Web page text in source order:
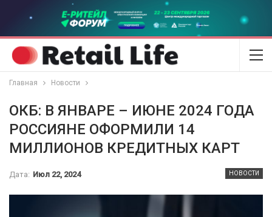
Главная Новости
ОКБ: В ЯНВАРЕ – ИЮНЕ 2024 ГОДА
РОССИЯНЕ ОФОРМИЛИ 14
МИЛЛИОНОВ КРЕДИТНЫХ КАРТ
НОВОСТИ
Дата: Июл 22, 2024